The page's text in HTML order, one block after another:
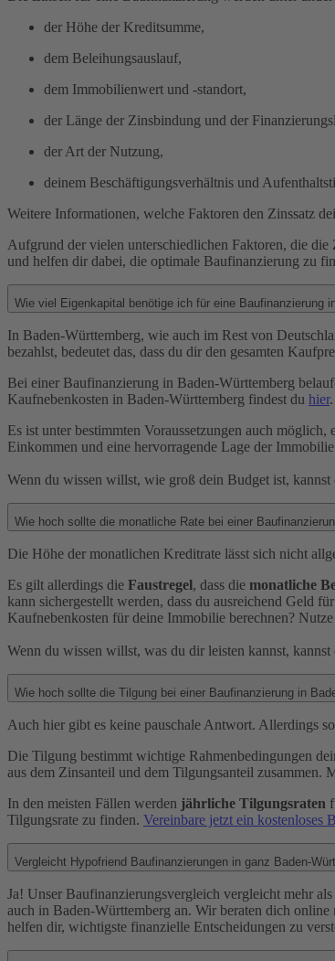
der Höhe der Kreditsumme,
dem Beleihungsauslauf,
dem Immobilienwert und -standort,
der Länge der Zinsbindung und der
der Art der Nutzung,
deinem Beschäftigungsverhältnis und
Weitere Informationen, welche Faktoren den Zinssatz
Aufgrund der vielen unterschiedlichen Faktoren, die
und helfen dir dabei, die optimale Baufinanzierung zu
Wie viel Eigenkapital benötige ich für eine Baufinanzierung
In Baden-Württemberg, wie auch im Rest von
bezahlst, bedeutet das, dass du dir den gesamten
Bei einer Baufinanzierung in Baden-Württemberg
Kaufnebenkosten in Baden-Württemberg findest du hier.
Es ist unter bestimmten Voraussetzungen auch
Einkommen und eine hervorragende Lage der
Wenn du wissen willst, wie groß dein Budget ist,
Wie hoch sollte die monatliche Rate bei einer
Die Höhe der monatlichen Kreditrate lässt sich nicht
Es gilt allerdings die Faustregel, dass die monatliche
kann sichergestellt werden, dass du ausreichend Geld
Kaufnebenkosten für deine Immobilie berechnen?
Wenn du wissen willst, was du dir leisten kannst,
Wie hoch sollte die Tilgung bei einer Baufinanzierung in
Auch hier gibt es keine pauschale Antwort. Allerdings
Die Tilgung bestimmt wichtige Rahmenbedingungen
aus dem Zinsanteil und dem Tilgungsanteil zusammen.
In den meisten Fällen werden jährliche Tilgungsraten
Tilgungsrate zu finden. Vereinbare jetzt ein kostenloses
Vergleicht Hypofriend Baufinanzierungen in ganz Baden-
Ja! Unser Baufinanzierungsvergleich vergleicht mehr
auch in Baden-Württemberg an. Wir beraten dich
helfen dir, wichtigste finanzielle Entscheidungen zu